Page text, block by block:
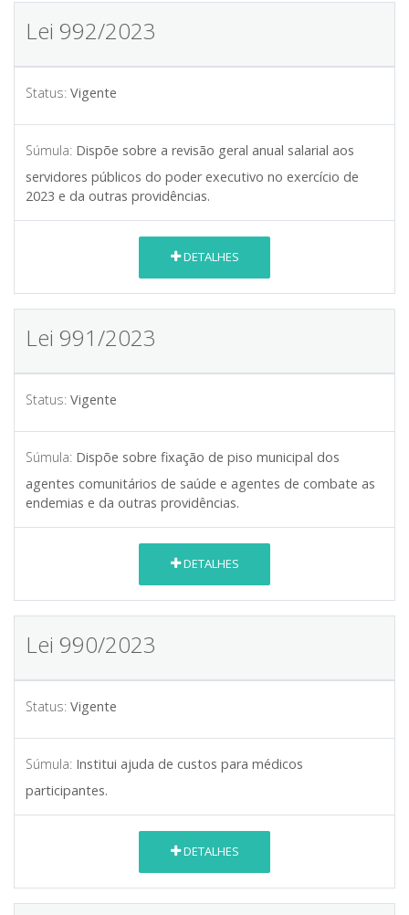
Lei 992/2023
Status: Vigente
Súmula: Dispõe sobre a revisão geral anual salarial aos
servidores públicos do poder executivo no exercício de
2023 e da outras providências.
DETALHES
Lei 991/2023
Status: Vigente
Súmula: Dispõe sobre fixação de piso municipal dos
agentes comunitários de saúde e agentes de combate as
endemias e da outras providências.
DETALHES
Lei 990/2023
Status: Vigente
Súmula: Institui ajuda de custos para médicos
participantes.
DETALHES